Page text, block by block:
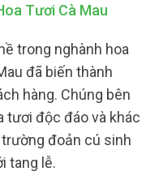
Tươi Cà Mau
trong nghành hoa
đã biến thành
hàng. Chúng bên
tươi độc đáo và khác
đoản cú sinh
tang lễ.